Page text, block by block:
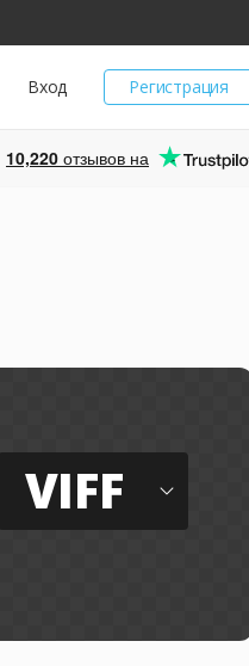
Регистрация
Вход
10,220 отзывов на
VIFF